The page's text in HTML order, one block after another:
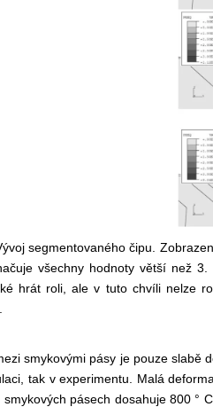
segmentovaného čipu.
všechny hodnoty větší než
hrát roli, ale v tuto chvíli nelze
smykovými pásy je pouze slabě
tak v experimentu. Malá
smykových pásech dosahuje 800 °